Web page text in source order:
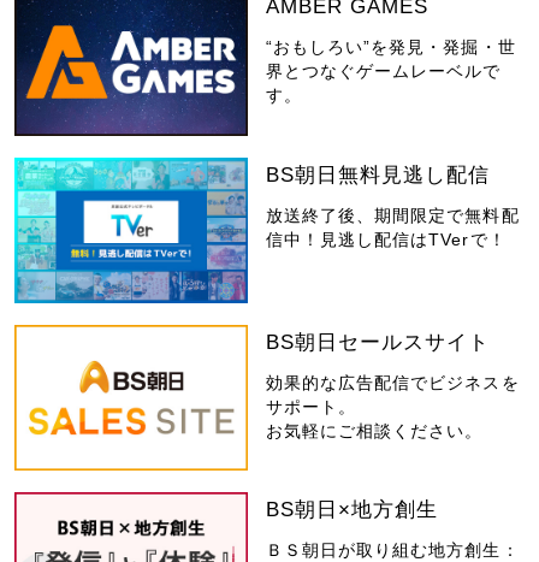
AMBER GAMES
“おもしろい”を発見・発掘・世
界とつなぐゲームレーベルで
す。
BS朝日無料見逃し配信
放送終了後、期間限定で無料配
信中！見逃し配信はTVerで！
BS朝日セールスサイト
効果的な広告配信でビジネスを
サポート。
お気軽にご相談ください。
BS朝日×地方創生
ＢＳ朝日が取り組む地方創生：